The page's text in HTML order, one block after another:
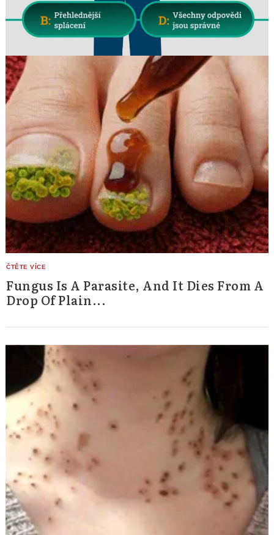
Fungus Is A Parasite, And It Dies From A
Drop Of Plain...